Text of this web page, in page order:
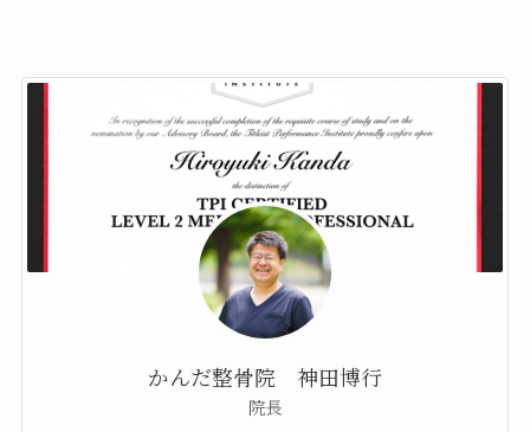
かんだ整骨院 神田博行
院長